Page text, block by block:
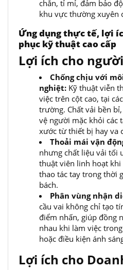
chắn, tỉ mỉ, đảm bảo
khu vực thường xuyên
Ứng dụng thực tế, lợi
phục kỹ thuật cao cấp
Lợi ích cho
Chống chịu với
nghiệt: Kỹ thuật viễn
việc trên cột cao, tại
trường. Chất vải bền
vệ người mặc khỏi các
xước từ thiết bị hay va
Thoải mái vận
nhưng chất liệu vải tối
thuật viên linh hoạt khi
thao tác tay trong thời
bách.
Phân vùng nhận
cầu vai không chỉ tạo
điểm nhấn, giúp đồng
nhau khi làm việc
hoặc điều kiện ánh
Lợi ích cho